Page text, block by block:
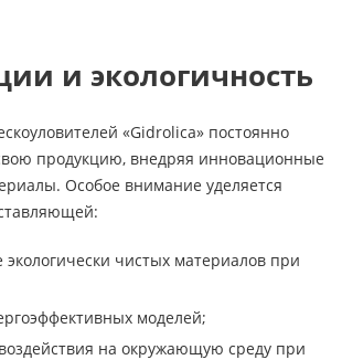
и экологичность
«Gidrolica» постоянно
продукцию, внедряя инновационные
Особое внимание уделяется
экологически чистых материалов при
моделей;
на окружающую среду при